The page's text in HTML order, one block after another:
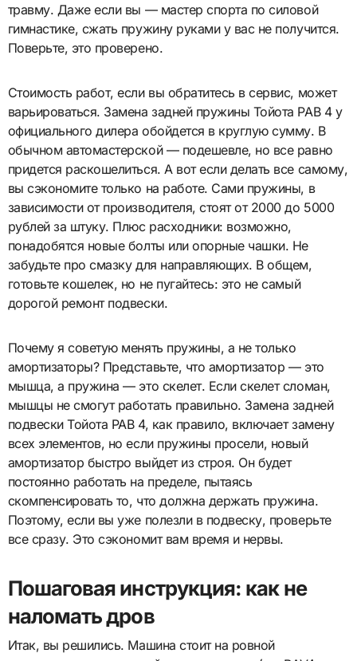
травму. Даже если вы — мастер спорта по силовой
гимнастике, сжать пружину руками у вас не получится.
Поверьте, это проверено.
Стоимость работ, если вы обратитесь в сервис, может
варьироваться. Замена задней пружины Тойота РАВ 4 у
официального дилера обойдется в круглую сумму. В
обычном автомастерской — подешевле, но все равно
придется раскошелиться. А вот если делать все самому,
вы сэкономите только на работе. Сами пружины, в
зависимости от производителя, стоят от 2000 до 5000
рублей за штуку. Плюс расходники: возможно,
понадобятся новые болты или опорные чашки. Не
забудьте про смазку для направляющих. В общем,
готовьте кошелек, но не пугайтесь: это не самый
дорогой ремонт подвески.
Почему я советую менять пружины, а не только
амортизаторы? Представьте, что амортизатор — это
мышца, а пружина — это скелет. Если скелет сломан,
мышцы не смогут работать правильно. Замена задней
подвески Тойота РАВ 4, как правило, включает замену
всех элементов, но если пружины просели, новый
амортизатор быстро выйдет из строя. Он будет
постоянно работать на пределе, пытаясь
скомпенсировать то, что должна держать пружина.
Поэтому, если вы уже полезли в подвеску, проверьте
все сразу. Это сэкономит вам время и нервы.
Пошаговая инструкция: как не
наломать дров
Итак, вы решились. Машина стоит на ровной